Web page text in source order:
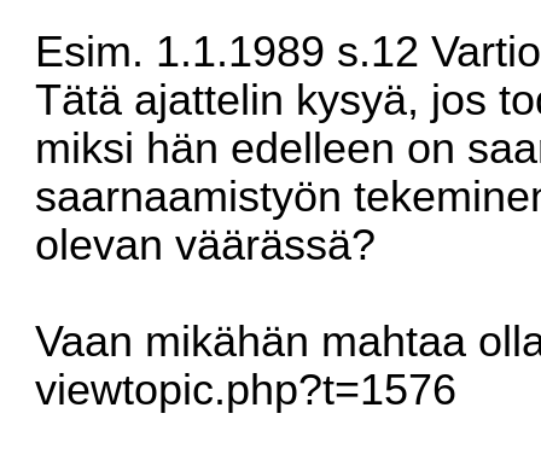
Esim. 1.1.1989 s.12
Tätä ajattelin kysyä, jos
miksi hän edelleen on
saarnaamistyön
olevan väärässä?
Vaan mikähän mahtaa
viewtopic.php?t=1576